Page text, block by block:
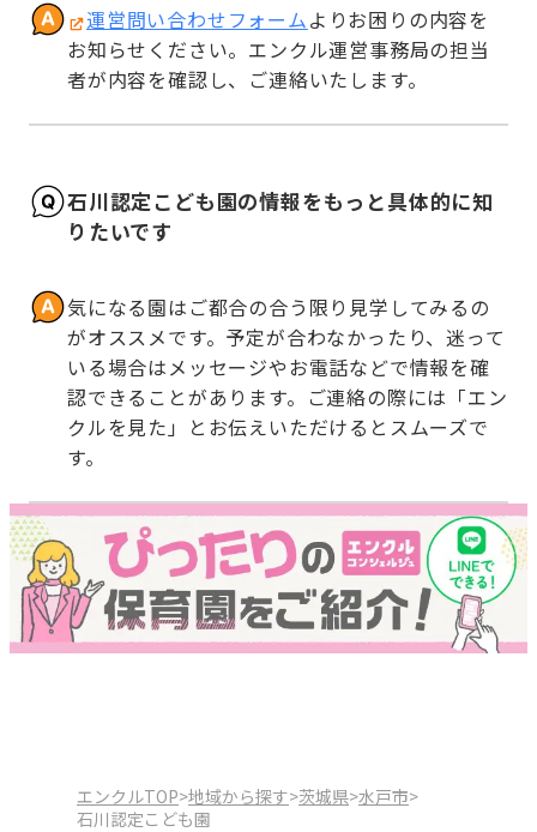
運営問い合わせフォームよりお困りの内容を
お知らせください。エンクル運営事務局の担当
者が内容を確認し、ご連絡いたします。
石川認定こども園の情報をもっと具体的に知
りたいです
気になる園はご都合の合う限り見学してみるの
がオススメです。予定が合わなかったり、迷って
いる場合はメッセージやお電話などで情報を確
認できることがあります。ご連絡の際には「エン
クルを見た」とお伝えいただけるとスムーズで
す。
エンクルTOP>地域から探す>茨城県>水戸市>
石川認定こども園